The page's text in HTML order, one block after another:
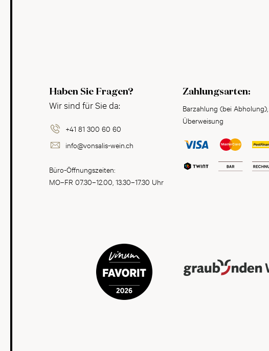
Haben Sie Fragen?
Wir sind für Sie da:
+41 81 300 60 60
info@vonsalis-wein.ch
Büro-Öffnungszeiten:
MO–FR 07.30–12.00, 13.30–17.30 Uhr
Zahlungsarten:
Barzahlung (bei Abholung),
Überweisung